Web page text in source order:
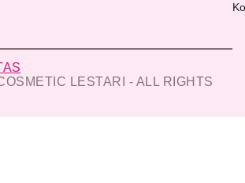
LESTARI - ALL RIGHTS